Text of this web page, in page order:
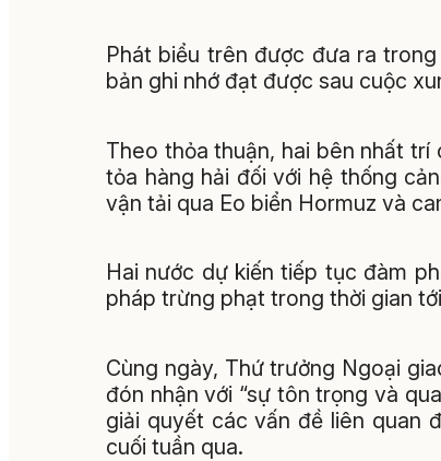
Phát biểu trên được đưa ra
bản ghi nhớ đạt được sau cuộc
Theo thỏa thuận, hai bên nhất
tỏa hàng hải đối với hệ thống
vận tải qua Eo biển Hormuz và
Hai nước dự kiến tiếp tục đàm
pháp trừng phạt trong thời gian
Cùng ngày, Thứ trưởng Ngoại
đón nhận với “sự tôn trọng và
giải quyết các vấn đề liên quan
cuối tuần qua.